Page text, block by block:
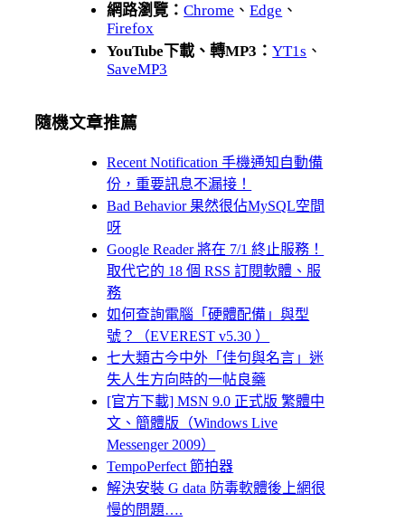
網路瀏覽：Chrome 、Edge 、
Firefox
YouTube下載、轉MP3：YT1s 、
SaveMP3
隨機文章推薦
Recent Notification 手機通知自動備
份，重要訊息不漏接！
Bad Behavior 果然很佔MySQL空間
呀
Google Reader 將在 7/1 終止服務！
取代它的 18 個 RSS 訂閱軟體、服
務
如何查詢電腦「硬體配備」與型
號？（EVEREST v5.30 ）
七大類古今中外「佳句與名言」迷
失人生方向時的一帖良藥
[官方下載] MSN 9.0 正式版 繁體中
文、簡體版（Windows Live
Messenger 2009）
TempoPerfect 節拍器
解決安裝 G data 防毒軟體後上網很
慢的問題….